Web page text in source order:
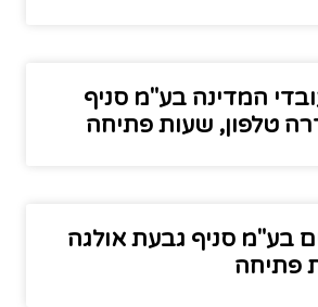
המדינה בע"מ סניף
טלפון, שעות פתיחה
בע"מ סניף גבעת אולגה
פתיחה